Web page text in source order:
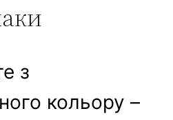
з
кольору –